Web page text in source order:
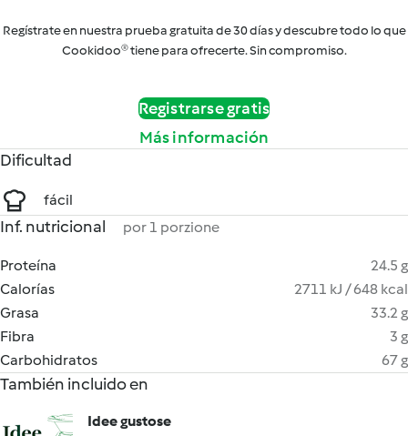
Regístrate en nuestra prueba gratuita de 30 días y descubre todo lo que
Cookidoo® tiene para ofrecerte. Sin compromiso.
Registrarse gratis
Más información
Dificultad
fácil
Inf. nutricional por 1 porzione
Proteína
24.5 g
Calorías
2711 kJ / 648 kcal
Grasa
33.2 g
Fibra
3 g
Carbohidratos
67 g
También incluido en
Idee gustose